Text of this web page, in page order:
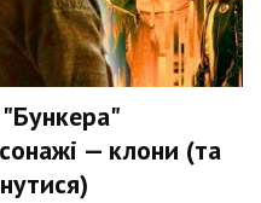
"Бункера"
— клони (та